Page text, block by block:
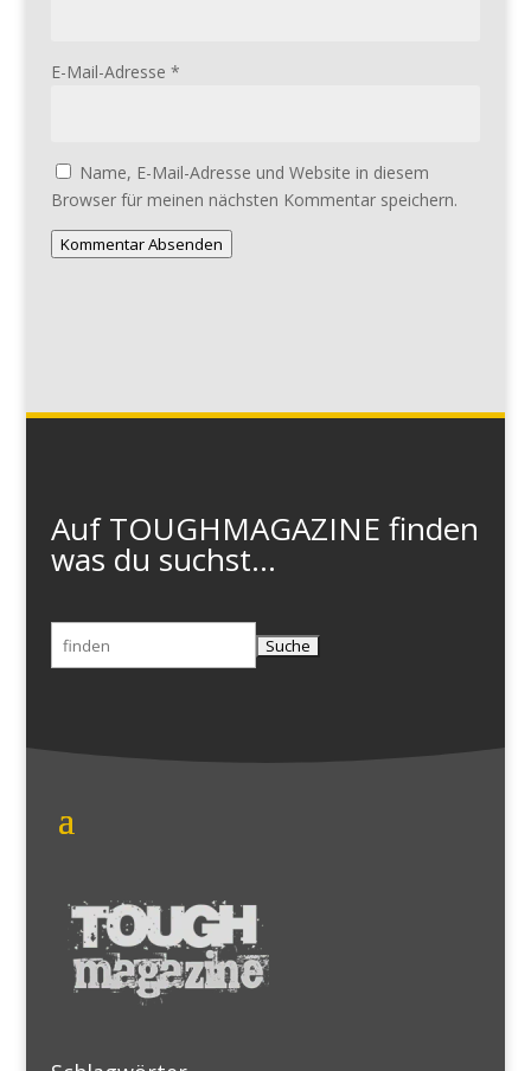
E-Mail-Adresse *
Name, E-Mail-Adresse und Website in diesem
Browser für meinen nächsten Kommentar speichern.
Kommentar Absenden
Auf TOUGHMAGAZINE finden
was du suchst...
Suchen
nach: